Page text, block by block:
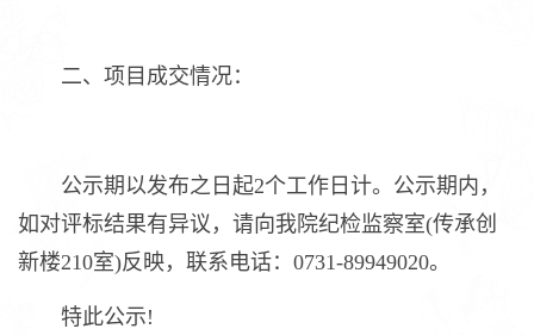
二、项目成交情况：
公示期以发布之日起2个工作日计。公示期内，
如对评标结果有异议，请向我院纪检监察室(传承创
新楼210室)反映，联系电话：0731-89949020。
特此公示!